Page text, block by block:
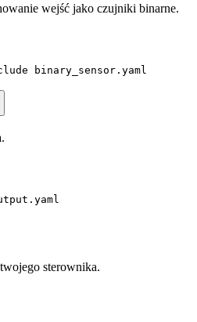
wejść jako czujniki binarne.
binary_sensor.yaml
sterownika.